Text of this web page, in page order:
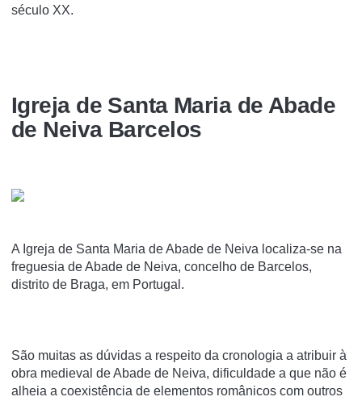
século XX.
Igreja de Santa Maria de Abade
de Neiva Barcelos
A Igreja de Santa Maria de Abade de Neiva localiza-se na
freguesia de Abade de Neiva, concelho de Barcelos,
distrito de Braga, em Portugal.
São muitas as dúvidas a respeito da cronologia a atribuir à
obra medieval de Abade de Neiva, dificuldade a que não é
alheia a coexistência de elementos românicos com outros